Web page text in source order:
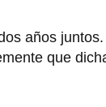
años
que